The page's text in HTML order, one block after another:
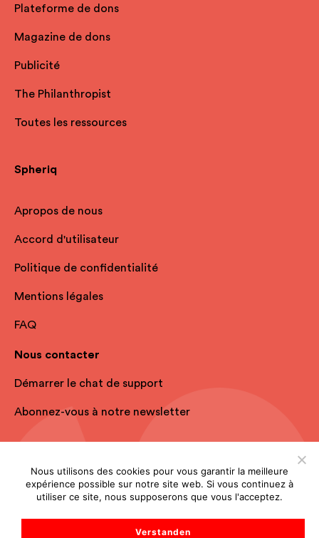
Plateforme de dons
Magazine de dons
Publicité
The Philanthropist
Toutes les ressources
Spheriq
Apropos de nous
Accord d'utilisateur
Politique de confidentialité
Mentions légales
FAQ
Nous contacter
Démarrer le chat de support
Abonnez-vous à notre newsletter
Nous utilisons des cookies pour vous garantir la meilleure
expérience possible sur notre site web. Si vous continuez à
utiliser ce site, nous supposerons que vous l'acceptez.
Verstanden